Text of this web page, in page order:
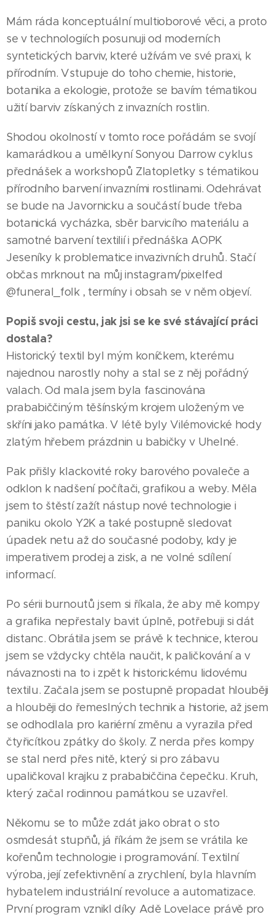
Mám ráda konceptuální multioborové věci, a proto
se v technologiích posunuji od moderních
syntetických barviv, které užívám ve své praxi, k
přírodním. Vstupuje do toho chemie, historie,
botanika a ekologie, protože se bavím tématikou
užití barviv získaných z invazních rostlin.
Shodou okolností v tomto roce pořádám se svojí
kamarádkou a umělkyní Sonyou Darrow cyklus
přednášek a workshopů Zlatopletky s tématikou
přírodního barvení invazními rostlinami. Odehrávat
se bude na Javornicku a součástí bude třeba
botanická vycházka, sběr barvicího materiálu a
samotné barvení textilií i přednáška AOPK
Jeseníky k problematice invazivních druhů. Stačí
občas mrknout na můj instagram/pixelfed
@funeral_folk , termíny i obsah se v něm objeví.
Popiš svoji cestu, jak jsi se ke své stávající práci
dostala?
Historický textil byl mým koníčkem, kterému
najednou narostly nohy a stal se z něj pořádný
valach. Od mala jsem byla fascinována
prababiččiným těšínským krojem uloženým ve
skříni jako památka. V létě byly Vilémovické hody
zlatým hřebem prázdnin u babičky v Uhelné.
Pak přišly klackovité roky barového povaleče a
odklon k nadšení počítači, grafikou a weby. Měla
jsem to štěstí zažít nástup nové technologie i
paniku okolo Y2K a také postupně sledovat
úpadek netu až do současné podoby, kdy je
imperativem prodej a zisk, a ne volné sdílení
informací.
Po sérii burnoutů jsem si říkala, že aby mě kompy
a grafika nepřestaly bavit úplně, potřebuji si dát
distanc. Obrátila jsem se právě k technice, kterou
jsem se vždycky chtěla naučit, k paličkování a v
návaznosti na to i zpět k historickému lidovému
textilu. Začala jsem se postupně propadat hlouběji
a hlouběji do řemeslných technik a historie, až jsem
se odhodlala pro kariérní změnu a vyrazila před
čtyřicítkou zpátky do školy. Z nerda přes kompy
se stal nerd přes nitě, který si pro zábavu
upaličkoval krajku z prababiččina čepečku. Kruh,
který začal rodinnou památkou se uzavřel.
Někomu se to může zdát jako obrat o sto
osmdesát stupňů, já říkám že jsem se vrátila ke
kořenům technologie i programování. Textilní
výroba, její zefektivnění a zrychlení, byla hlavním
hybatelem industriální revoluce a automatizace.
První program vznikl díky Adě Lovelace právě pro